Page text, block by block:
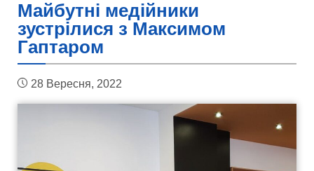
Майбутні медійники
зустрілися з Максимом
Гаптаром
28 Вересня, 2022